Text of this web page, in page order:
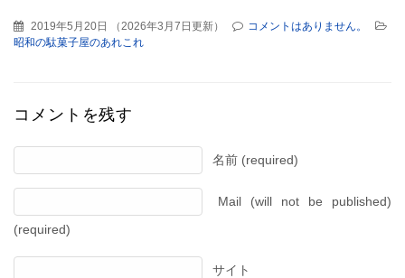
2019年5月20日 （2026年3月7日更新）
コメントはありません。
昭和の駄菓子屋のあれこれ
コメントを残す
名前 (required)
Mail (will not be published)
(required)
サイト